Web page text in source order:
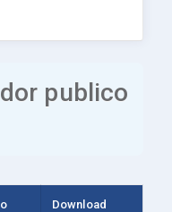
publico
Download